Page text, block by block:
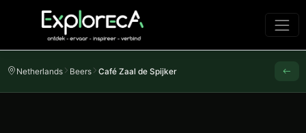
Netherlands Beers Café Zaal de Spijker